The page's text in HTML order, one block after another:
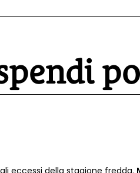
eccessi della stagione fredda.